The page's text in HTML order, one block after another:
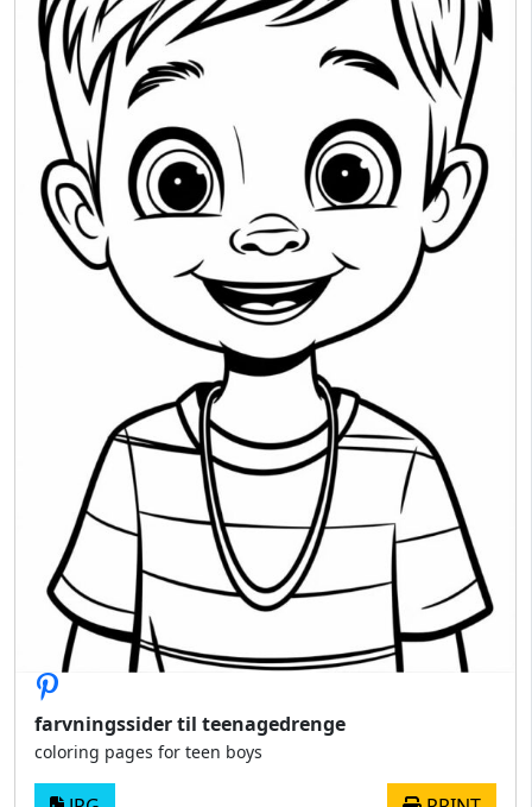
farvningssider til teenagedrenge
coloring pages for teen boys